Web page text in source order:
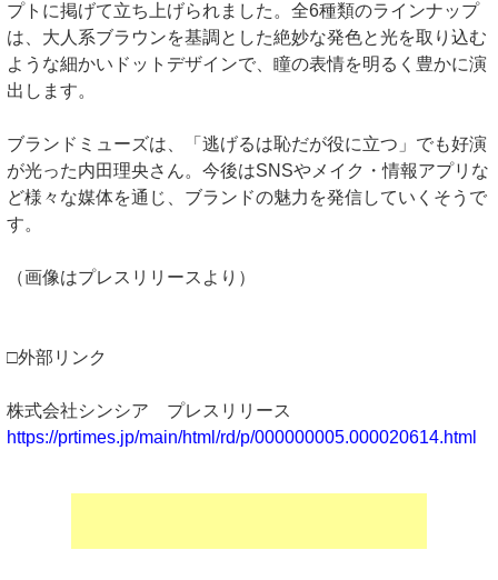
プトに掲げて立ち上げられました。全6種類のラインナップ
は、大人系ブラウンを基調とした絶妙な発色と光を取り込む
ような細かいドットデザインで、瞳の表情を明るく豊かに演
出します。
ブランドミューズは、「逃げるは恥だが役に立つ」でも好演
が光った内田理央さん。今後はSNSやメイク・情報アプリな
ど様々な媒体を通じ、ブランドの魅力を発信していくそうで
す。
（画像はプレスリリースより）
□外部リンク
株式会社シンシア プレスリリース
https://prtimes.jp/main/html/rd/p/000000005.000020614.html